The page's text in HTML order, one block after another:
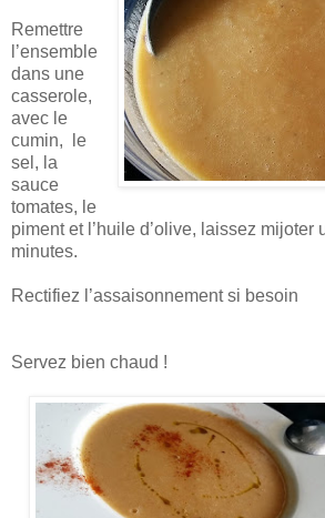
Remettre
l’ensemble
dans une
casserole,
avec le
cumin, le
sel, la
sauce
tomates, le
piment et l’huile d’olive, laissez mijoter
minutes.
Rectifiez l’assaisonnement si besoin
Servez bien chaud !